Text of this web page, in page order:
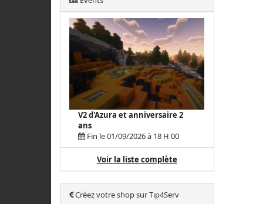
V2 d'Azura et anniversaire 2
ans
Fin le 01/09/2026 à 18 H 00
Voir la liste complète
Créez votre shop sur Tip4Serv